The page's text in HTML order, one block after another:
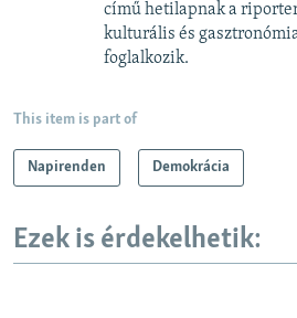
című hetilapnak a
kulturális és
foglalkozik.
This item is part of
Napirenden Demokrácia
Ezek is érdekelhetik: